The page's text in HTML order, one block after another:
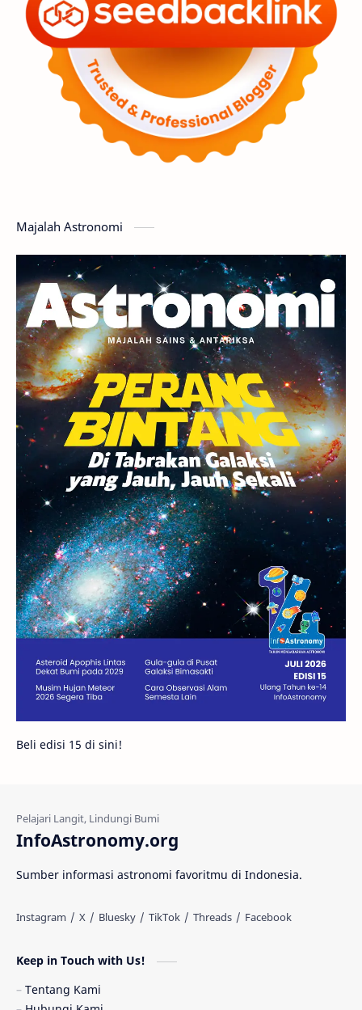
Penelitian Serba-serbi Satelit
Luar Angkasa Video Aurora
Supernova Nebula Sponsored
Mars Planet Katai
GMT 2016
Planet Kerdil Bumi Pengetahuan
Berita Hujan Meteor Satelit Alami
Rasi Bintang Teleskop Saturnus
GBT 2018 UFO Advertorial
Astrofotografi
Stasiun Luar Angkasa Internasional
Gugus Bintang Menarik Dibaca
Venus Pluto Galaksi Kerdil
Gambar Harian Titan
Bintang Neutron Hubble Tips
Juno Bintang Biner
Fakta Galaksi Spiral
Gerhana Matahari
Majalah Astronomi
Beli edisi 15 di sini!
InfoAstronomy.org
Sumber informasi astronomi favoritmu di Indonesia.
Keep in Touch with Us!
Tentang Kami